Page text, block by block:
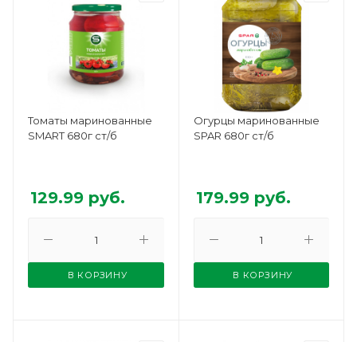
Томаты маринованные
SMART 680г ст/б
129.99 руб.
В КОРЗИНУ
Огурцы маринованные
SPAR 680г ст/б
179.99руб.
В КОРЗИНУ